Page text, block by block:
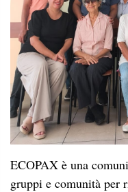
ECOPAX è una
gruppi e comunità per